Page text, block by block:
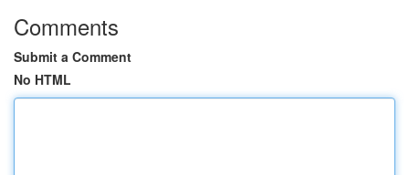
Comments
Submit a Comment
No HTML